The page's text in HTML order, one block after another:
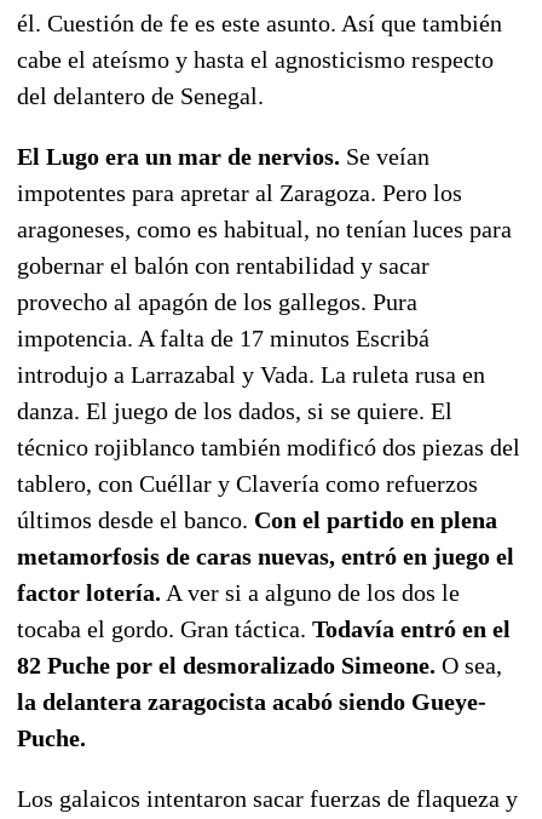
él. Cuestión de fe es este asunto. Así que también
cabe el ateísmo y hasta el agnosticismo respecto
del delantero de Senegal.
El Lugo era un mar de nervios. Se veían
impotentes para apretar al Zaragoza. Pero los
aragoneses, como es habitual, no tenían luces para
gobernar el balón con rentabilidad y sacar
provecho al apagón de los gallegos. Pura
impotencia. A falta de 17 minutos Escribá
introdujo a Larrazabal y Vada. La ruleta rusa en
danza. El juego de los dados, si se quiere. El
técnico rojiblanco también modificó dos piezas del
tablero, con Cuéllar y Clavería como refuerzos
últimos desde el banco. Con el partido en plena
metamorfosis de caras nuevas, entró en juego el
factor lotería. A ver si a alguno de los dos le
tocaba el gordo. Gran táctica. Todavía entró en el
82 Puche por el desmoralizado Simeone. O sea,
la delantera zaragocista acabó siendo Gueye-
Puche.
Los galaicos intentaron sacar fuerzas de flaqueza y